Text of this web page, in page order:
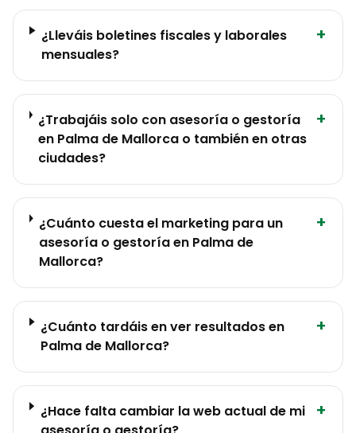
¿Lleváis boletines fiscales y laborales
mensuales?
+
¿Trabajáis solo con asesoría o gestoría
en Palma de Mallorca o también en otras
ciudades?
+
¿Cuánto cuesta el marketing para un
asesoría o gestoría en Palma de
Mallorca?
+
¿Cuánto tardáis en ver resultados en
Palma de Mallorca?
+
¿Hace falta cambiar la web actual de mi
+